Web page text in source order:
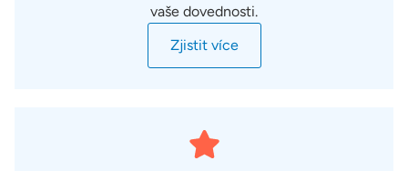
vaše dovednosti.
Zjistit více